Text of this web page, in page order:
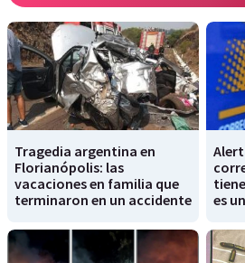
Tragedia argentina en
Florianópolis: las
vacaciones en familia que
terminaron en un accidente
es